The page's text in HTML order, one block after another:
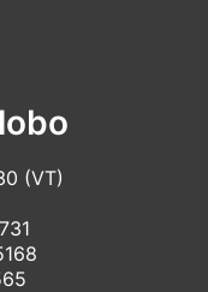
(VT)